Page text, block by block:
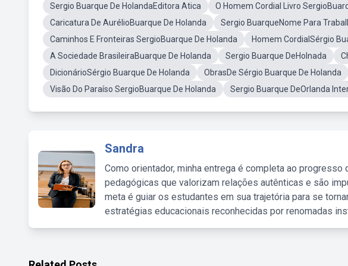
Sergio Buarque De HolandaEditora Atica
O Homem Cordial Livro
Caricatura De AurélioBuarque De Holanda
Sergio BuarqueNome Para
Caminhos E Fronteiras SergioBuarque De Holanda
Homem CordialSérgio
A Sociedade BrasileiraBuarque De Holanda
Sergio Buarque DeHolnada
DicionárioSérgio Buarque De Holanda
ObrasDe Sérgio Buarque De Holanda
Visão Do Paraíso SergioBuarque De Holanda
Sergio Buarque DeOrlanda
Sandra
Como orientador, minha entrega é completa ao
pedagógicas que valorizam relações autênticas e são
meta é guiar os estudantes em sua trajetória para se
estratégias educacionais reconhecidas por renomadas